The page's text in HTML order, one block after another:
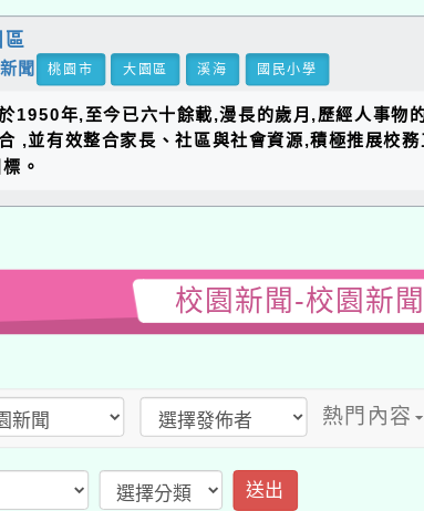
聞 桃園市 大園區 溪海 國民小學
1950年,至今已六十餘載,漫長的歲月,歷經人事物
,並有效整合家長、社區與社會資源,積極推展校
。
校園新聞-校園新
熱門內容
送出